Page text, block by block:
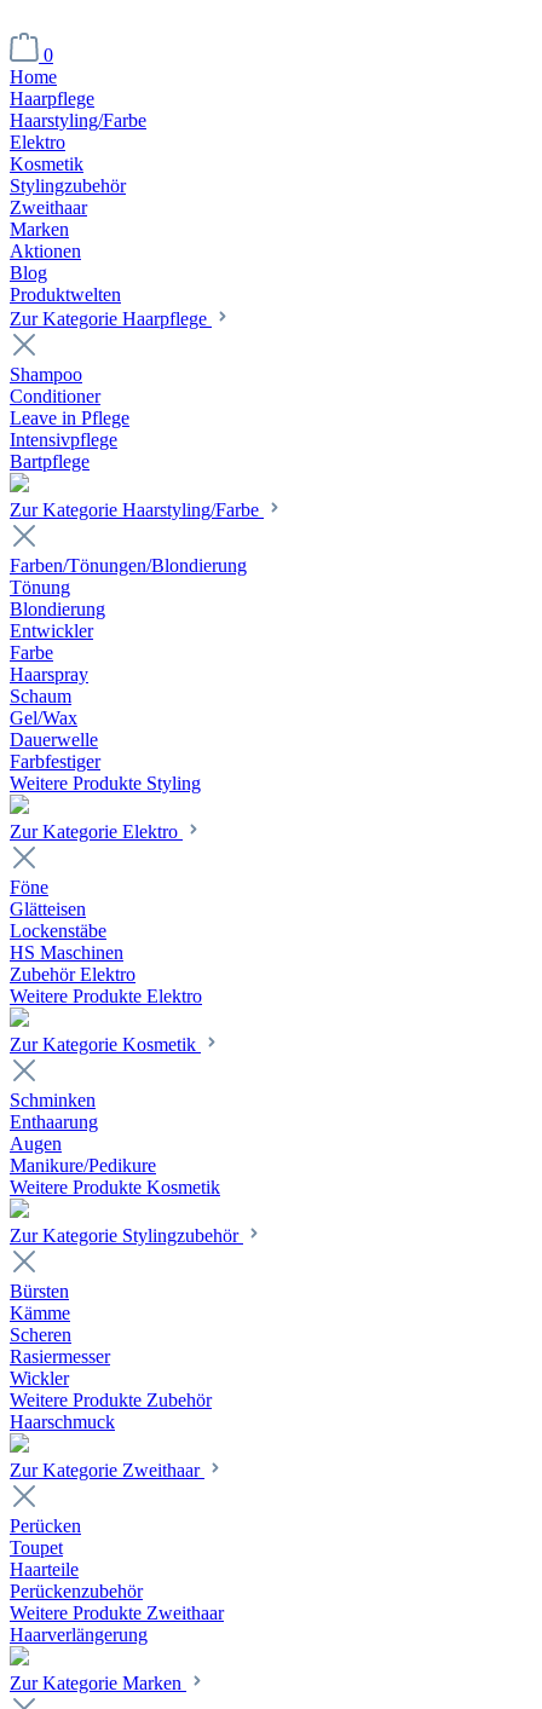
0
Home
Haarpflege
Haarstyling/Farbe
Elektro
Kosmetik
Stylingzubehör
Zweithaar
Marken
Aktionen
Blog
Produktwelten
Zur Kategorie Haarpflege
Shampoo
Conditioner
Leave in Pflege
Intensivpflege
Bartpflege
Zur Kategorie Haarstyling/Farbe
Farben/Tönungen/Blondierung
Tönung
Blondierung
Entwickler
Farbe
Haarspray
Schaum
Gel/Wax
Dauerwelle
Farbfestiger
Weitere Produkte Styling
Zur Kategorie Elektro
Föne
Glätteisen
Lockenstäbe
HS Maschinen
Zubehör Elektro
Weitere Produkte Elektro
Zur Kategorie Kosmetik
Schminken
Enthaarung
Augen
Manikure/Pedikure
Weitere Produkte Kosmetik
Zur Kategorie Stylingzubehör
Bürsten
Kämme
Scheren
Rasiermesser
Wickler
Weitere Produkte Zubehör
Haarschmuck
Zur Kategorie Zweithaar
Perücken
Toupet
Haarteile
Perückenzubehör
Weitere Produkte Zweithaar
Haarverlängerung
Zur Kategorie Marken